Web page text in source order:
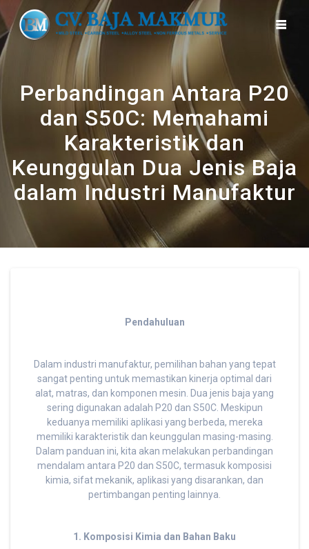
to
content
Perbandingan Antara P20
dan S50C: Memahami
Karakteristik dan
Keunggulan Dua Jenis Baja
dalam Industri Manufaktur
Pendahuluan
Dalam industri manufaktur, pemilihan bahan yang tepat
sangat penting untuk memastikan kinerja optimal dari
alat, matras, dan komponen mesin. Dua jenis baja yang
sering digunakan adalah P20 dan S50C. Meskipun
keduanya memiliki aplikasi yang berbeda, mereka
memiliki karakteristik dan keunggulan masing-masing.
Dalam panduan ini, kita akan melakukan perbandingan
mendalam antara P20 dan S50C, termasuk komposisi
kimia, sifat mekanik, aplikasi yang disarankan, dan
pertimbangan penting lainnya.
1. Komposisi Kimia dan Bahan Baku